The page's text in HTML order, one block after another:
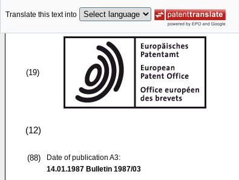
Translate this text into
(19)
(12)
(88)
Date of publication A3:
14.01.1987 Bulletin 1987/03